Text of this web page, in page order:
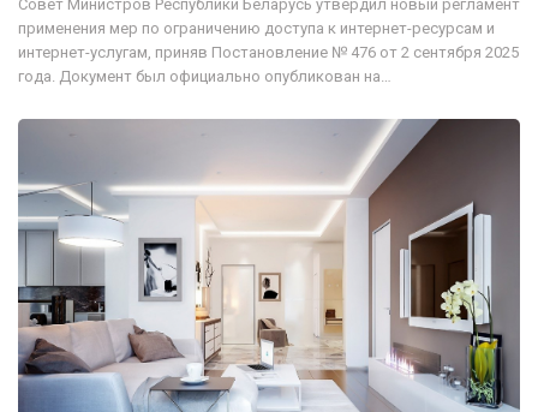
Совет Министров Республики Беларусь утвердил новый регламент
применения мер по ограничению доступа к интернет-ресурсам и
интернет-услугам, приняв Постановление № 476 от 2 сентября 2025
года. Документ был официально опубликован на…